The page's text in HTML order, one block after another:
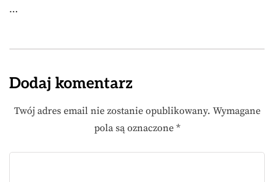
…
Dodaj komentarz
Twój adres email nie zostanie opublikowany. Wymagane
pola są oznaczone *